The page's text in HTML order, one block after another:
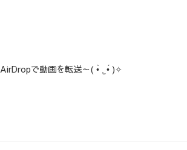
AirDropで動画を転送～( •̀ .̫ •́ )✧